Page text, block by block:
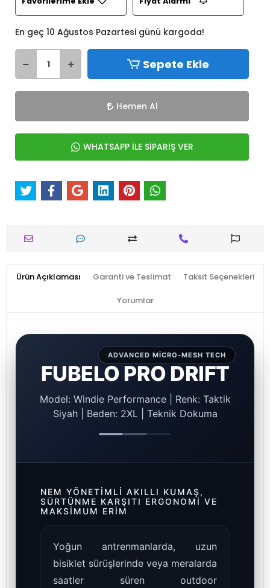
En geç 10 Ağustos Pazartesi günü kargoda!
Sepete Ekle
Hemen Al
WHATSAPP İLE SİPARİŞ VER
Ürün Açıklaması Garanti ve Teslimat Taksit Seçenekleri
Yorumlar
ADVANCED MICRO-MESH TECH
FUBELO PRO DRIFT
Model: Windie Performance | Renk: Taktik
Siyah | Beden: 2XL | Teknik Dokuma
NEM YÖNETIMLI AKILLI KUMAŞ,
SÜRTÜNME KARŞITI ERGONOMI VE
MAKSIMUM ERIM
Yoğun antrenmanlarda, uzun
bisiklet sürüşlerinde veya meralarda
saatler süren outdoor